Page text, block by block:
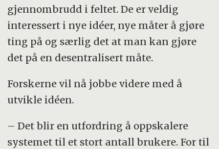
gjennombrudd i feltet. De er veldig
interessert i nye idéer, nye måter å gjøre
ting på og særlig det at man kan gjøre
det på en desentralisert måte.
Forskerne vil nå jobbe videre med å
utvikle idéen.
– Det blir en utfordring å oppskalere
systemet til et stort antall brukere. For til